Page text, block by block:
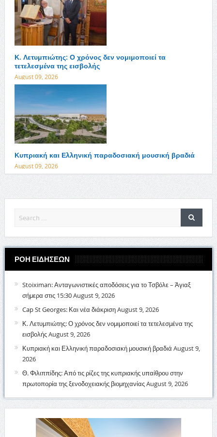
Κ. Λετυμπιώτης: Ο χρόνος δεν νομιμοποιεί τα
τετελεσμένα της εισβολής
August 09, 2026
Κυπριακή και Ελληνική παραδοσιακή μουσική βραδιά
August 09, 2026
ΡΟΗ ΕΙΔΗΣΕΩΝ
Stoiximan: Ανταγωνιστικές αποδόσεις για το Τσβόλε – Άγιαξ
σήμερα στις 15:30August 9, 2026
Cap St Georges: Και νέα διάκρισηAugust 9, 2026
Κ. Λετυμπιώτης: Ο χρόνος δεν νομιμοποιεί τα τετελεσμένα της
εισβολήςAugust 9, 2026
Κυπριακή και Ελληνική παραδοσιακή μουσική βραδιά August 9,
2026
Θ. Φιλιππίδης: Από τις ρίζες της κυπριακής υπαίθρου στην
πρωτοπορία της ξενοδοχειακής βιομηχανίαςAugust 9, 2026